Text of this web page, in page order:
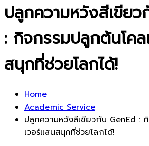
ปลูกความหวังสีเขีย
: กิจกรรมปลูกต้นโคล
สนุกที่ช่วยโลกได้!
Home
Academic Service
ปลูกความหวังสีเขียวกับ GenEd :
เวอร์แสนสนุกที่ช่วยโลกได้!